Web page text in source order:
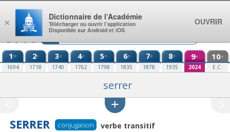
Aller au contenu
1re
1694
2e
1718
3e
1740
4e
1762
5e
1798
6e
1835
7e
1878
8e
1935
9e
2024
10e
E.C.
serrer
SERRER conjugaison verbe transitif
×
Dictionnaire de l’Académie
Télécharger ou ouvrir l’application
Disponible sur Android et iOS
OUVRIR